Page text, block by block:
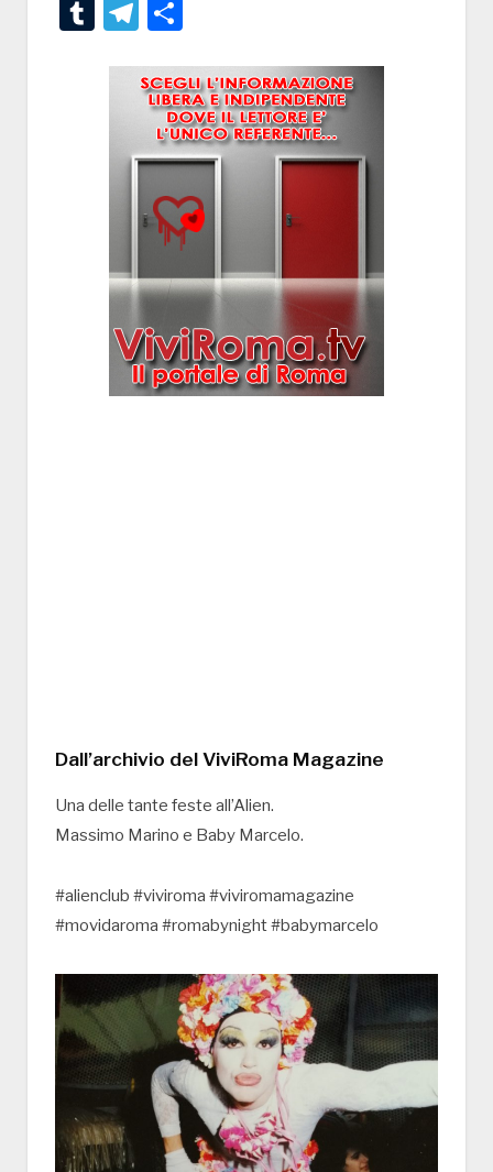
TumblrTelegram
Dall’archivio del ViviRoma Magazine
Una delle tante feste all’Alien.
Massimo Marino e Baby Marcelo.
#alienclub #viviroma #viviromamagazine
#movidaroma #romabynight #babymarcelo